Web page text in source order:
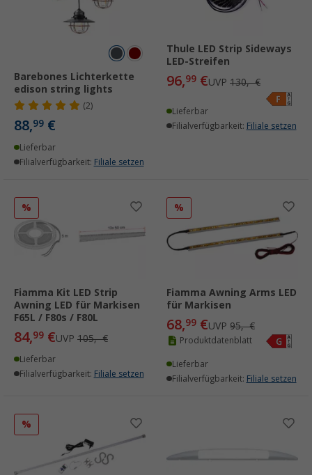
Barebones Lichterkette
edison string lights
(2)
88,99 €
Lieferbar
Filialverfügbarkeit: Filiale setzen
Thule LED Strip Sideways
LED-Streifen
96,99 €UVP 130,- €
Lieferbar
Filialverfügbarkeit: Filiale setzen
%
Fiamma Kit LED Strip
Awning LED für Markisen
F65L / F80s / F80L
84,99 €UVP 105,- €
Lieferbar
Filialverfügbarkeit: Filiale setzen
%
Fiamma Awning Arms LED
für Markisen
68,99 €UVP 95,- €
Produktdatenblatt
Lieferbar
Filialverfügbarkeit: Filiale setzen
%